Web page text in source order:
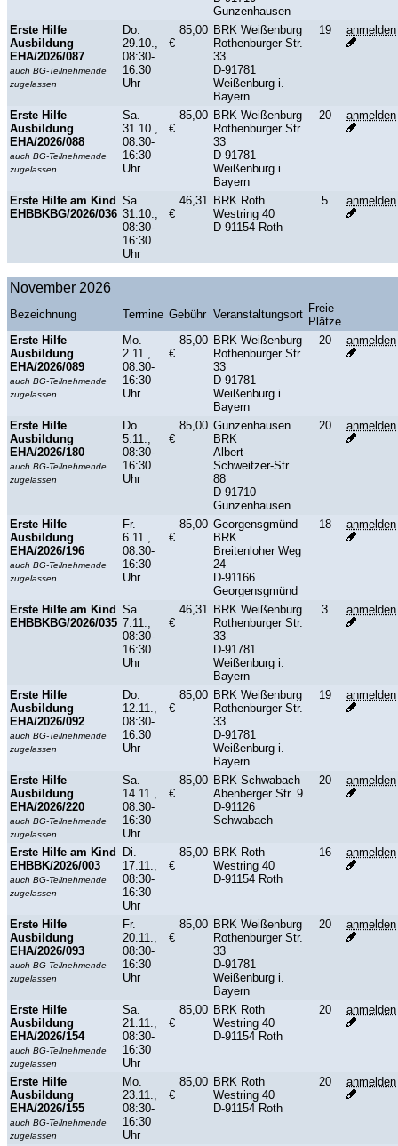
Gunzenhausen
Erste Hilfe
Ausbildung
EHA/2026/087
auch BG-Teilnehmende
zugelassen
Do.
29.10.,
08:30-
16:30
Uhr
85,00
€
BRK Weißenburg
Rothenburger Str.
33
D-91781
Weißenburg i.
Bayern
19 anmelden
Erste Hilfe
Ausbildung
EHA/2026/088
auch BG-Teilnehmende
zugelassen
Sa.
31.10.,
08:30-
16:30
Uhr
85,00
€
BRK Weißenburg
Rothenburger Str.
33
D-91781
Weißenburg i.
Bayern
20 anmelden
Erste Hilfe am Kind
EHBBKBG/2026/036
Sa.
31.10.,
08:30-
16:30
Uhr
46,31
€
BRK Roth
Westring 40
D-91154 Roth
5 anmelden
November 2026
Bezeichnung Termine Gebühr Veranstaltungsort Freie
Plätze
Erste Hilfe
Ausbildung
EHA/2026/089
auch BG-Teilnehmende
zugelassen
Mo.
2.11.,
08:30-
16:30
Uhr
85,00
€
BRK Weißenburg
Rothenburger Str.
33
D-91781
Weißenburg i.
Bayern
20 anmelden
Erste Hilfe
Ausbildung
EHA/2026/180
auch BG-Teilnehmende
zugelassen
Do.
5.11.,
08:30-
16:30
Uhr
85,00
€
Gunzenhausen
BRK
Albert-
Schweitzer-Str.
88
D-91710
Gunzenhausen
20 anmelden
Erste Hilfe
Ausbildung
EHA/2026/196
auch BG-Teilnehmende
zugelassen
Fr.
6.11.,
08:30-
16:30
Uhr
85,00
€
Georgensgmünd
BRK
Breitenloher Weg
24
D-91166
Georgensgmünd
18 anmelden
Erste Hilfe am Kind
EHBBKBG/2026/035
Sa.
7.11.,
08:30-
16:30
Uhr
46,31
€
BRK Weißenburg
Rothenburger Str.
33
D-91781
Weißenburg i.
Bayern
3 anmelden
Erste Hilfe
Ausbildung
EHA/2026/092
auch BG-Teilnehmende
zugelassen
Do.
12.11.,
08:30-
16:30
Uhr
85,00
€
BRK Weißenburg
Rothenburger Str.
33
D-91781
Weißenburg i.
Bayern
19 anmelden
Erste Hilfe
Ausbildung
EHA/2026/220
auch BG-Teilnehmende
zugelassen
Sa.
14.11.,
08:30-
16:30
Uhr
85,00
€
BRK Schwabach
Abenberger Str. 9
D-91126
Schwabach
20 anmelden
Erste Hilfe am Kind
EHBBK/2026/003
auch BG-Teilnehmende
zugelassen
Di.
17.11.,
08:30-
16:30
Uhr
85,00
€
BRK Roth
Westring 40
D-91154 Roth
16 anmelden
Erste Hilfe
Ausbildung
EHA/2026/093
auch BG-Teilnehmende
zugelassen
Fr.
20.11.,
08:30-
16:30
Uhr
85,00
€
BRK Weißenburg
Rothenburger Str.
33
D-91781
Weißenburg i.
Bayern
20 anmelden
Erste Hilfe
Ausbildung
EHA/2026/154
auch BG-Teilnehmende
zugelassen
Sa.
21.11.,
08:30-
16:30
Uhr
85,00
€
BRK Roth
Westring 40
D-91154 Roth
20 anmelden
Erste Hilfe
Ausbildung
EHA/2026/155
auch BG-Teilnehmende
zugelassen
Mo.
23.11.,
08:30-
16:30
Uhr
85,00
€
BRK Roth
Westring 40
D-91154 Roth
20 anmelden